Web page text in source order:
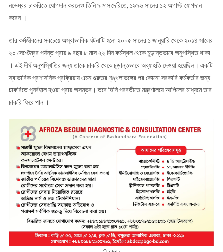
নভেম্বর চাকরিতে যোগদান করলেও তিনি ৯ মাস দেরিতে, ১৯৯৬ সালের ১২ অগাস্ট যোগদান
করেন ।
তার কর্মজীবনের সবচেয়ে অস্বাভাবিক ঘটনাটি হলো ২০০৫ সালের ১ জানুয়ারি থেকে ২০১৪ সালের
২০ সেপ্টেম্বর পর্যন্ত প্রায় ৯ বছর ৮ মাস ২২ দিন কর্মস্থল থেকে চূড়ান্তভাবে অনুপস্থিত থাকা
। এই দীর্ঘ অনুপস্থিতির জন্য তাকে চাকরি থেকে চূড়ান্তভাবে অব্যাহতি দেওয়া হয়েছিল। একটি
স্বাভাবিক প্রশাসনিক প্রক্রিয়ায় এমন গুরুতর শৃঙ্খলাভঙ্গের পর কোনো সরকারি কর্মকর্তার জন্য
চাকরিতে পুনর্বহাল হওয়া প্রায় অসম্ভব। তবে তিনি পরবর্তীতে মন্ত্রণালয়ে আপিলের মাধ্যমে তার
চাকরি ফিরে পান ।